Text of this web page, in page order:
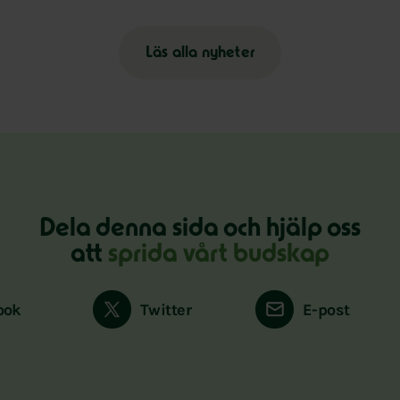
Läs alla nyheter
Dela denna sida och hjälp oss
att sprida vårt budskap
Twitter E-post